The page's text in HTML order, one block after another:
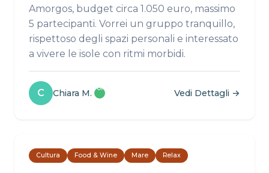
Amorgos, budget circa 1.050 euro, massimo
5 partecipanti. Vorrei un gruppo tranquillo,
rispettoso degli spazi personali e interessato
a vivere le isole con ritmi morbidi.
C Chiara M.Profilo
✓
Vedi Dettagli →
Cultura Food & Wine Mare Relax